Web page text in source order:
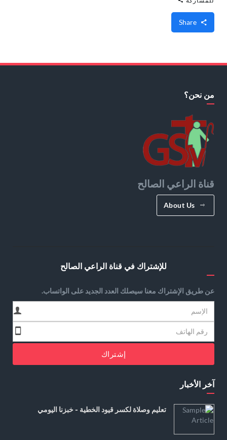
من نحن؟
قناة الراعي الصالح
About Us
للإشتراك في قناة الراعي الصالح
عن طريق الإشتراك معنا سيصلك العدد الجديد على الواتساب.
إشتراك
آخر الأخبار
تعليم وصلاة لكسر قيود الخطية - خبزنا اليومي